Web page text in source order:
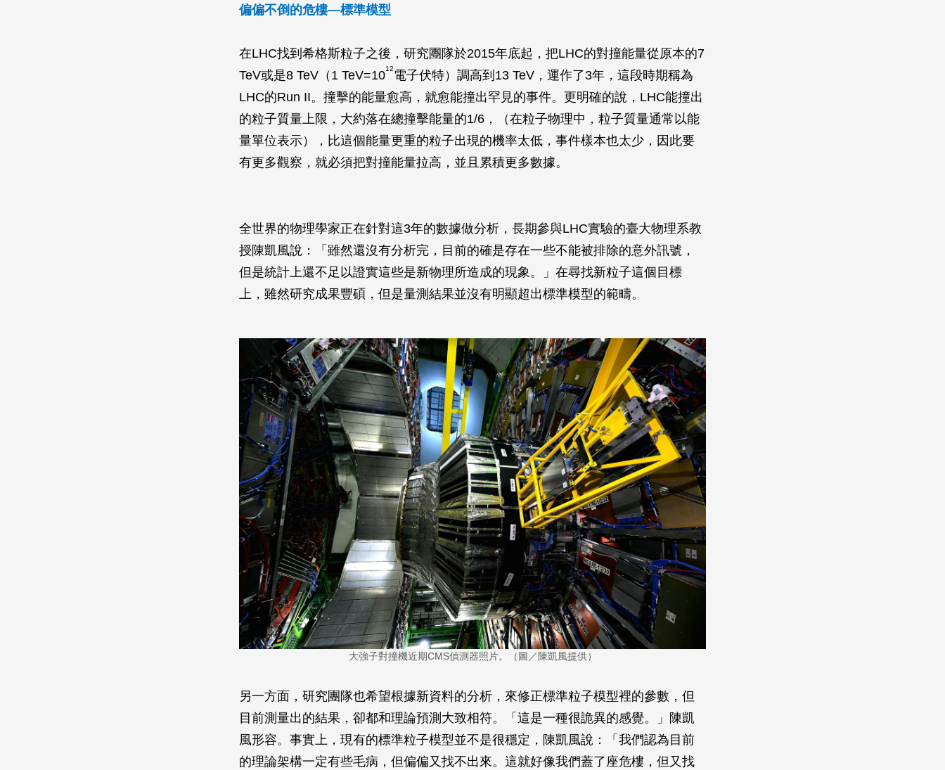
偏偏不倒的危樓—標準模型
在LHC找到希格斯粒子之後，研究團隊於2015年底起，把LHC的對撞能量從原本的7
TeV或是8 TeV（1 TeV=1012電子伏特）調高到13 TeV，運作了3年，這段時期稱為
LHC的Run II。撞擊的能量愈高，就愈能撞出罕見的事件。更明確的說，LHC能撞出
的粒子質量上限，大約落在總撞擊能量的1/6，（在粒子物理中，粒子質量通常以能
量單位表示），比這個能量更重的粒子出現的機率太低，事件樣本也太少，因此要
有更多觀察，就必須把對撞能量拉高，並且累積更多數據。
全世界的物理學家正在針對這3年的數據做分析，長期參與LHC實驗的臺大物理系教
授陳凱風說：「雖然還沒有分析完，目前的確是存在一些不能被排除的意外訊號，
但是統計上還不足以證實這些是新物理所造成的現象。」在尋找新粒子這個目標
上，雖然研究成果豐碩，但是量測結果並沒有明顯超出標準模型的範疇。
大強子對撞機近期CMS偵測器照片。（圖／陳凱風提供）
另一方面，研究團隊也希望根據新資料的分析，來修正標準粒子模型裡的參數，但
目前測量出的結果，卻都和理論預測大致相符。「這是一種很詭異的感覺。」陳凱
風形容。事實上，現有的標準粒子模型並不是很穩定，陳凱風說：「我們認為目前
的理論架構一定有些毛病，但偏偏又找不出來。這就好像我們蓋了座危樓，但又找